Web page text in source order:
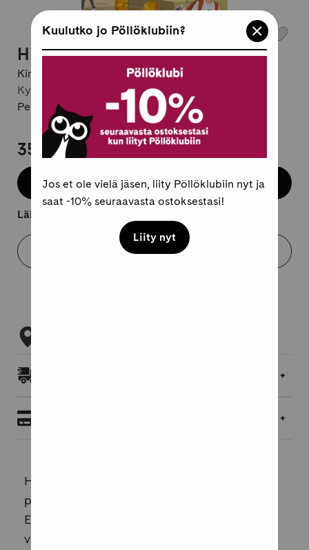
High five! 1-2 international edition
Kirjailija:
Mari Kalaja / Niina Korpela / Raija Kuja-
Kyyny-Pajula / Jamie Mäkinen / Päivi Pelli-Kouvo
Pehmeäkantinen, englanti
35,95 €
Lisää koriin
Lähtee kuljetukseen 2-4 arkipäivässä.
Varaa myymälästä
High five! 1-2 pupil's book introduces the
pupil to the English language and culture - in
English, of course! In addition to the
vocabulary, songs, poems and listening
Kuulutko jo Pöllöklubiin?
Jos et ole vielä jäsen, liity Pöllöklubiin nyt ja
saat -10% seuraavasta ostoksestasi!
Liity nyt